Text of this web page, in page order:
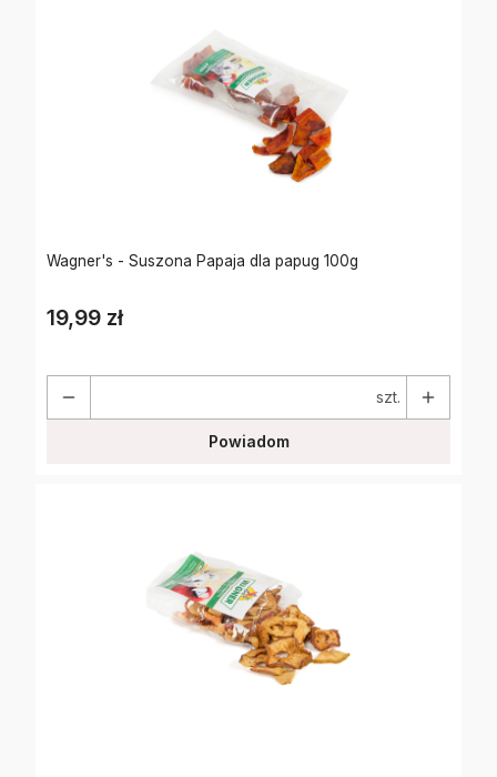
Wagner's - Suszona Papaja dla papug 100g
Cena
19,99 zł
szt.
Powiadom